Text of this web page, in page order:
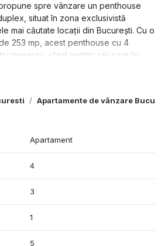
Apartamente de vânzare
spre vânzare un penthouse
situat în zona exclusivistă
mai căutate locații din București. Cu o
253 mp, acest penthouse cu 4
generos, ideal pentru cei care își
cu posibilitatea de a-și pune
designului și finisajelor.
la stadiul de semifinisat (gri),
ideal compartimentate, care
lux și rafinament.
o zonă cu cerere ridicată pentru
unică de a achiziționa un
un potențial enorm de amenajare,
Apartament
4
3
1
5